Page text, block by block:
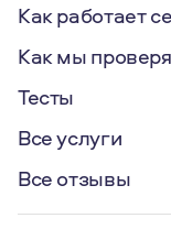
Как работает
Как мы
Тесты
Все услуги
Все отзывы